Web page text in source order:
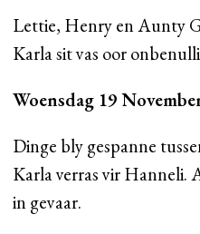
Lettie, Henry en Aunty
Karla sit vas oor
Woensdag 19
Dinge bly gespanne
Karla verras vir Hanneli.
in gevaar.